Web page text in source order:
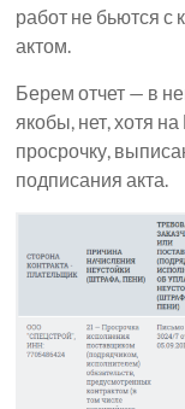
работ не бьются с
актом.
Берем отчет — в
якобы, нет, хотя
просрочку,
подписания акта.